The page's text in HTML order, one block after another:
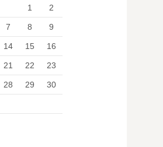
1 2
7 8 9
14 15 16
21 22 23
28 29 30